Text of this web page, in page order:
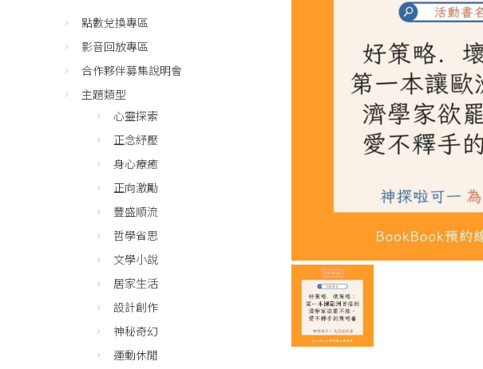
點數兌換專區
影音回放專區
合作夥伴募集說明會
主題類型
心靈探索
正念紓壓
身心療癒
正向激勵
豐盛順流
哲學省思
文學小說
居家生活
設計創作
神秘奇幻
運動休閒